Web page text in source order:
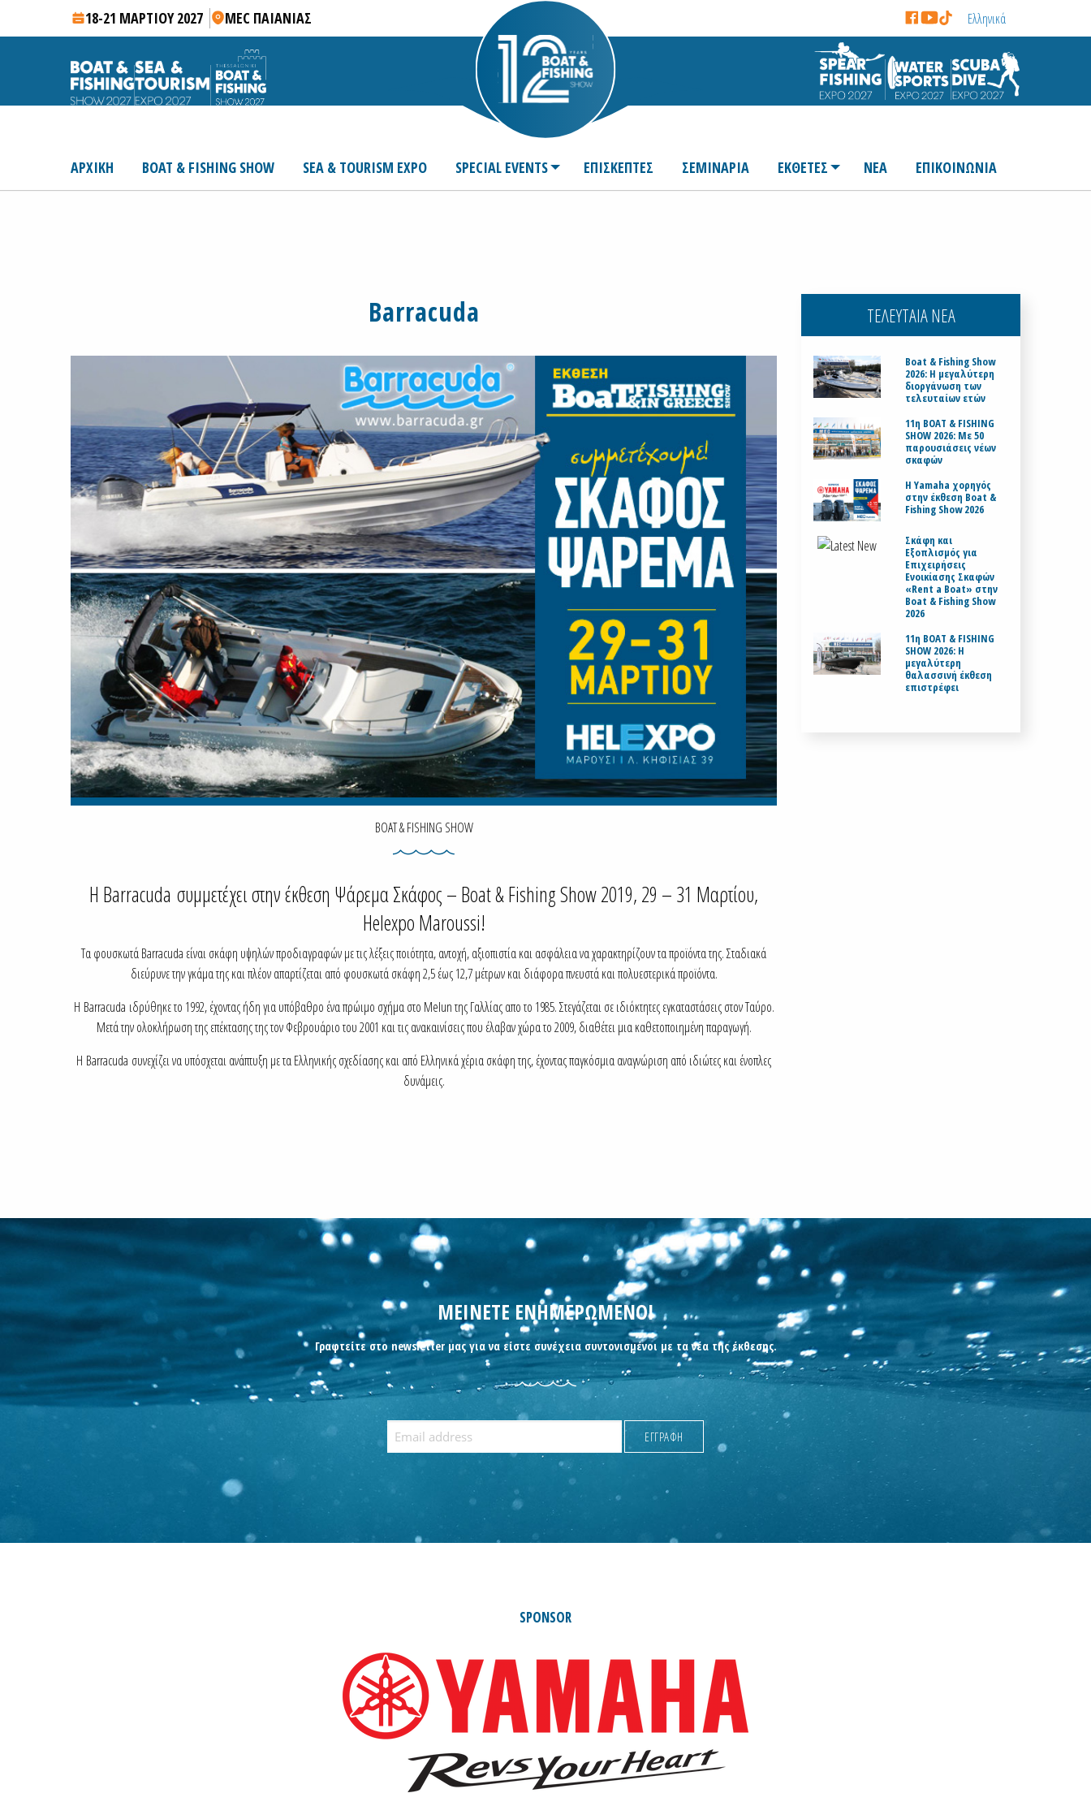
18-21 ΜΑΡΤΙΟΥ 2027 MEC ΠΑΙΑΝΙΑΣ Ελληνικά
ΑΡΧΙΚΗ BOAT & FISHING SHOW SEA & TOURISM EXPO SPECIAL EVENTS ΕΠΙΣΚΕΠΤΕΣ ΣΕΜΙΝΑΡΙΑ ΕΚΘΕΤΕΣ ΝΕΑ ΕΠΙΚΟΙΝΩΝΙΑ
Barracuda
BOAT & FISHING SHOW
Η Barracuda συμμετέχει στην έκθεση Ψάρεμα Σκάφος – Boat & Fishing Show 2019, 29 – 31 Μαρτίου,
Helexpo Maroussi!
Τα φουσκωτά Barracuda είναι σκάφη υψηλών προδιαγραφών με τις λέξεις ποιότητα, αντοχή, αξιοπιστία και ασφάλεια να χαρακτηρίζουν τα προϊόντα της. Σταδιακά
διεύρυνε την γκάμα της και πλέον απαρτίζεται από φουσκωτά σκάφη 2,5 έως 12,7 μέτρων και διάφορα πνευστά και πολυεστερικά προϊόντα.
Η Barracuda ιδρύθηκε το 1992, έχοντας ήδη για υπόβαθρο ένα πρώιμο σχήμα στο Melun της Γαλλίας απο το 1985. Στεγάζεται σε ιδιόκτητες εγκαταστάσεις στον Ταύρο.
Μετά την ολοκλήρωση της επέκτασης της τον Φεβρουάριο του 2001 και τις ανακαινίσεις που έλαβαν χώρα το 2009, διαθέτει μια καθετοποιημένη παραγωγή.
Η Barracuda συνεχίζει να υπόσχεται ανάπτυξη με τα Ελληνικής σχεδίασης και από Ελληνικά χέρια σκάφη της, έχοντας παγκόσμια αναγνώριση από ιδιώτες και ένοπλες
δυνάμεις.
ΤΕΛΕΥΤΑΙΑ ΝΕΑ
Boat & Fishing Show
2026: Η μεγαλύτερη
διοργάνωση των
τελευταίων ετών
11η BOAT & FISHING
SHOW 2026: Με 50
παρουσιάσεις νέων
σκαφών
H Yamaha χορηγός
στην έκθεση Boat &
Fishing Show 2026
Σκάφη και
Εξοπλισμός για
Επιχειρήσεις
Ενοικίασης Σκαφών
«Rent a Boat» στην
Boat & Fishing Show
2026
11η BOAT & FISHING
SHOW 2026: Η
μεγαλύτερη
θαλασσινή έκθεση
επιστρέφει
ΜΕΙΝΕΤΕ ΕΝΗΜΕΡΩΜΕΝΟΙ
Γραφτείτε στο newsletter μας για να είστε συνέχεια συντονισμένοι με τα νέα της έκθεσης.
SPONSOR